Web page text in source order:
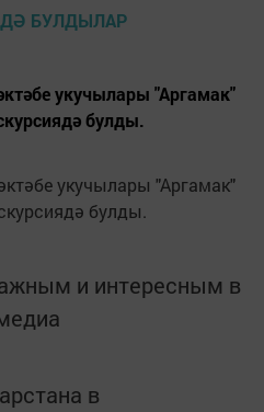
укучылары "Аргамак"
булды.
укучылары "Аргамак"
булды.
и интересным в
в